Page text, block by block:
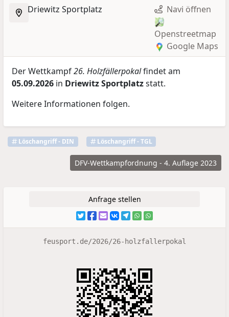
Driewitz Sportplatz Navi öffnen
Openstreetmap
Google Maps
Der Wettkampf26. Holzfällerpokalfindet am
05.09.2026 in Driewitz Sportplatzstatt.
Weitere Informationen folgen.
Löschangriff - DIN Löschangriff - TGL
DFV-Wettkampfordnung - 4. Auflage 2023
Anfrage stellen
feusport.de/2026/26-holzfallerpokal